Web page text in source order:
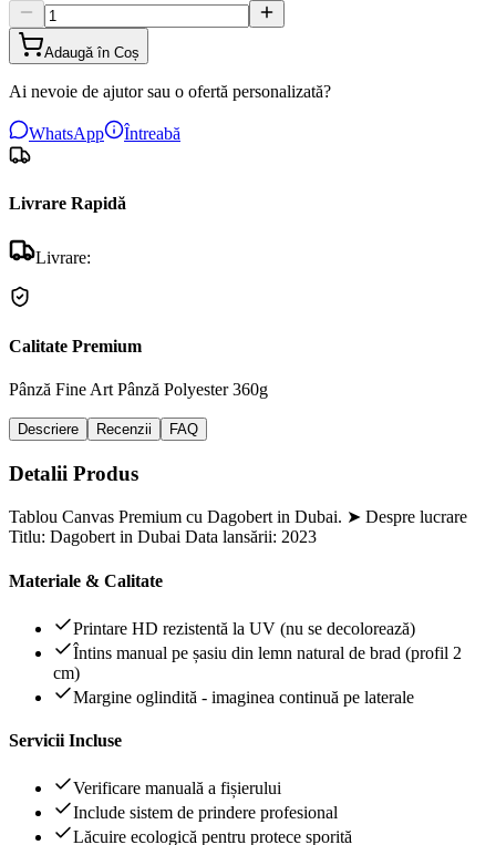
Adaugă în Coș
Ai nevoie de ajutor sau o ofertă personalizată?
WhatsApp Întreabă
Livrare Rapidă
Livrare:
Calitate Premium
Pânză Fine Art Pânză Polyester 360g
Descriere Recenzii FAQ
Detalii Produs
Tablou Canvas Premium cu Dagobert in Dubai. ➤ Despre lucrare
Titlu: Dagobert in Dubai Data lansării: 2023
Materiale & Calitate
Printare HD rezistentă la UV (nu se decolorează)
Întins manual pe șasiu din lemn natural de brad (profil 2
cm)
Margine oglindită - imaginea continuă pe laterale
Servicii Incluse
Verificare manuală a fișierului
Include sistem de prindere profesional
Lăcuire ecologică pentru protece sporită